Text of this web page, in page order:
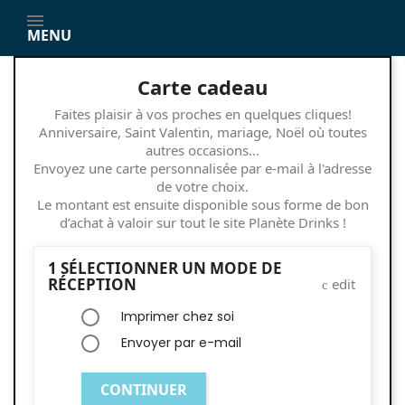
MENU
Carte cadeau
Faites plaisir à vos proches en quelques cliques!
Anniversaire, Saint Valentin, mariage, Noël où toutes
autres occasions...
Envoyez une carte personnalisée par e-mail à l'adresse
de votre choix.
Le montant est ensuite disponible sous forme de bon
d’achat à valoir sur tout le site Planète Drinks !
1 SÉLECTIONNER UN MODE DE
RÉCEPTION
edit
Imprimer chez soi
Envoyer par e-mail
CONTINUER